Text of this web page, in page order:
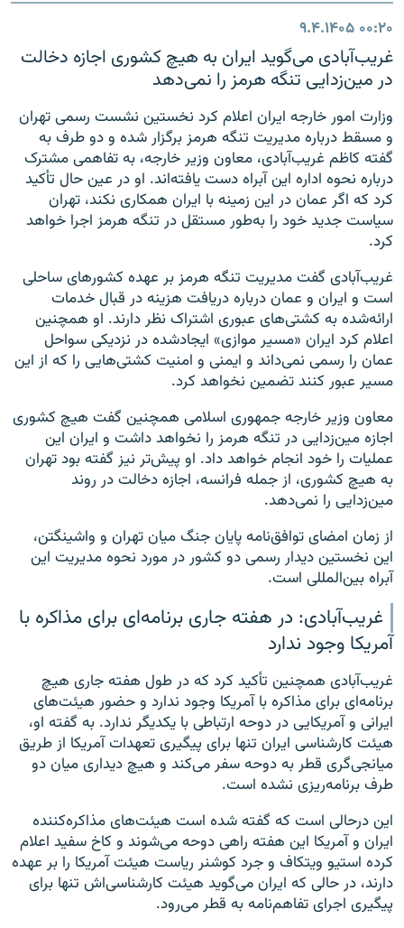
۰۰:۲۰ ۹.۴.۱۴۰۵
غریب‌آبادی می‌گوید ایران به هیچ کشوری اجازه دخالت
در مین‌زدایی تنگه هرمز را نمی‌دهد
وزارت امور خارجه ایران اعلام کرد نخستین نشست رسمی تهران
و مسقط درباره مدیریت تنگه هرمز برگزار شده و دو طرف به
گفته کاظم غریب‌آبادی، معاون وزیر خارجه، به تفاهمی مشترک
درباره نحوه اداره این آبراه دست یافته‌اند. او در عین حال تأکید
کرد که اگر عمان در این زمینه با ایران همکاری نکند، تهران
سیاست جدید خود را به‌طور مستقل در تنگه هرمز اجرا خواهد
کرد.
غریب‌آبادی گفت مدیریت تنگه هرمز بر عهده کشورهای ساحلی
است و ایران و عمان درباره دریافت هزینه در قبال خدمات
ارائه‌شده به کشتی‌های عبوری اشتراک نظر دارند. او همچنین
اعلام کرد ایران «مسیر موازی» ایجادشده در نزدیکی سواحل
عمان را رسمی نمی‌داند و ایمنی و امنیت کشتی‌هایی را که از این
مسیر عبور کنند تضمین نخواهد کرد.
معاون وزیر خارجه جمهوری اسلامی همچنین گفت هیچ کشوری
اجازه مین‌زدایی در تنگه هرمز را نخواهد داشت و ایران این
عملیات را خود انجام خواهد داد. او پیش‌تر نیز گفته بود تهران
به هیچ کشوری، از جمله فرانسه، اجازه دخالت در روند
مین‌زدایی را نمی‌دهد.
از زمان امضای توافق‌نامه پایان جنگ میان تهران و واشینگتن،
این نخستین دیدار رسمی دو کشور در مورد نحوه مدیریت این
آبراه بین‌المللی است.
غریب‌آبادی: در هفته جاری برنامه‌ای برای مذاکره با
آمریکا وجود ندارد
غریب‌آبادی همچنین تأکید کرد که در طول هفته جاری هیچ
برنامه‌ای برای مذاکره با آمریکا وجود ندارد و حضور هیئت‌های
ایرانی و آمریکایی در دوحه ارتباطی با یکدیگر ندارد. به گفته او،
هیئت کارشناسی ایران تنها برای پیگیری تعهدات آمریکا از طریق
میانجی‌گری قطر به دوحه سفر می‌کند و هیچ دیداری میان دو
طرف برنامه‌ریزی نشده است.
این درحالی است که گفته شده است هیئت‌های مذاکره‌کننده
ایران و آمریکا این هفته راهی دوحه می‌شوند و کاخ سفید اعلام
کرده استیو ویتکاف و جرد کوشنر ریاست هیئت آمریکا را بر عهده
دارند، در حالی که ایران می‌گوید هیئت کارشناسی‌اش تنها برای
پیگیری اجرای تفاهم‌نامه به قطر می‌رود.